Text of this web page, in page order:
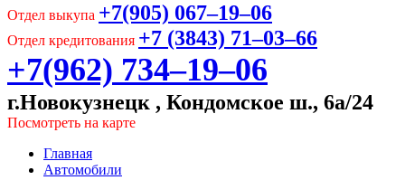
Отдел выкупа +7(905) 067‒19‒06
Отдел кредитования +7 (3843) 71‒03‒66
+7(962) 734‒19‒06
г.Новокузнецк , Кондомское ш., 6а/24
Посмотреть на карте
Главная
Автомобили